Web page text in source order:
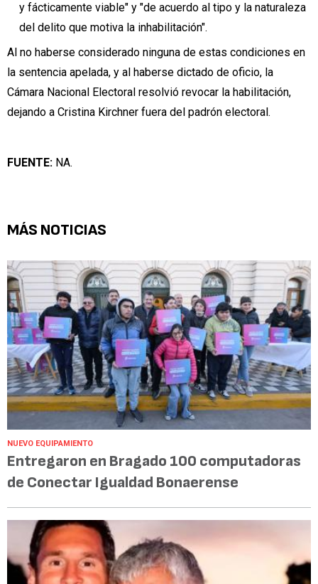
y fácticamente viable" y "de acuerdo al tipo y la naturaleza
del delito que motiva la inhabilitación".
Al no haberse considerado ninguna de estas condiciones en
la sentencia apelada, y al haberse dictado de oficio, la
Cámara Nacional Electoral resolvió revocar la habilitación,
dejando a Cristina Kirchner fuera del padrón electoral.
FUENTE: NA.
MÁS NOTICIAS
NUEVO EQUIPAMIENTO
Entregaron en Bragado 100 computadoras
de Conectar Igualdad Bonaerense